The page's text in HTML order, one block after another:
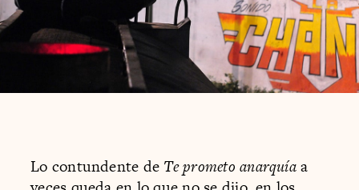
Lo contundente de Te prometo anarquíaa